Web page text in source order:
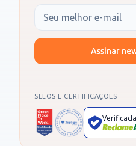
Seu e-mail
Assinar
SELOS E CERTIFICAÇÕES